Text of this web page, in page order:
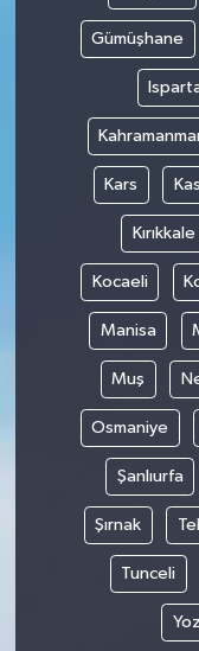
Gümüşhane
Kars
Kırıkkale
Kocaeli
Manisa
Muş
Osmaniye
Şanlıurfa
Şırnak
Tunceli